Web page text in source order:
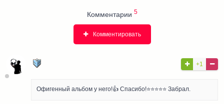
Комментарии 5
Комментировать
+1
Офигенный альбом у него!👍 Спасибо!⭐⭐⭐⭐⭐ Забрал.